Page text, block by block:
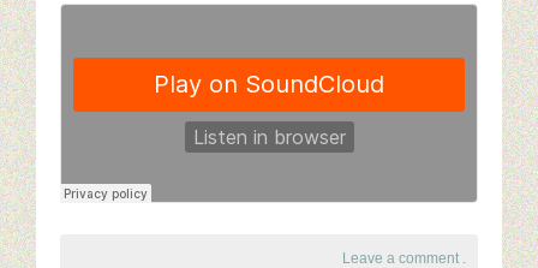
Leave a comment .